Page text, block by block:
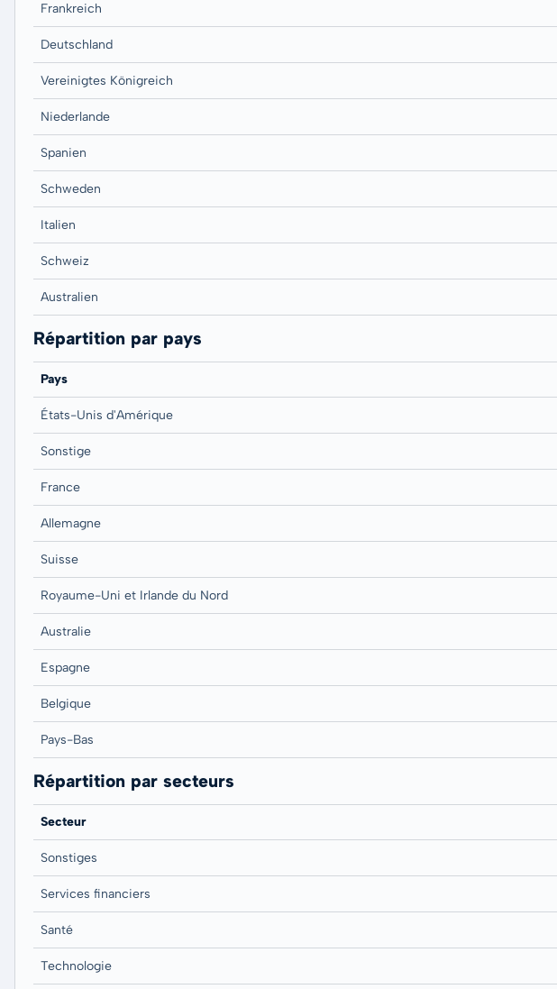
Frankreich
Deutschland
Vereinigtes Königreich
Niederlande
Spanien
Schweden
Italien
Schweiz
Australien
Répartition par pays
Pays
États-Unis d'Amérique
Sonstige
France
Allemagne
Suisse
Royaume-Uni et Irlande du Nord
Australie
Espagne
Belgique
Pays-Bas
Répartition par secteurs
Secteur
Sonstiges
Services financiers
Santé
Technologie